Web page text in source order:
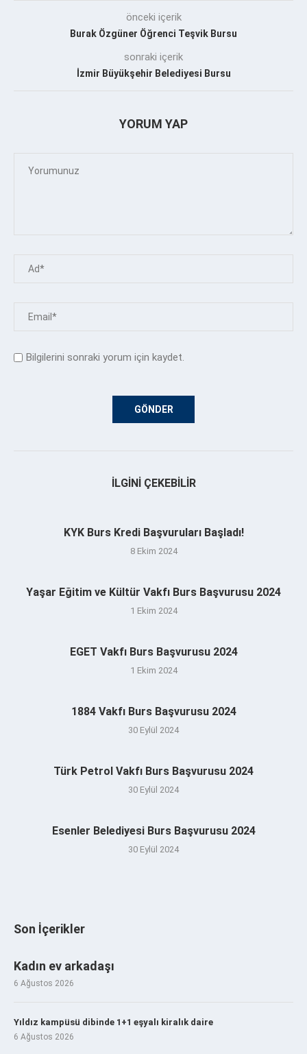
önceki içerik
Burak Özgüner Öğrenci Teşvik Bursu
sonraki içerik
İzmir Büyükşehir Belediyesi Bursu
YORUM YAP
Bilgilerini sonraki yorum için kaydet.
İLGINI ÇEKEBILIR
KYK Burs Kredi Başvuruları Başladı!
8 Ekim 2024
Yaşar Eğitim ve Kültür Vakfı Burs Başvurusu 2024
1 Ekim 2024
EGET Vakfı Burs Başvurusu 2024
1 Ekim 2024
1884 Vakfı Burs Başvurusu 2024
30 Eylül 2024
Türk Petrol Vakfı Burs Başvurusu 2024
30 Eylül 2024
Esenler Belediyesi Burs Başvurusu 2024
30 Eylül 2024
Son İçerikler
Kadın ev arkadaşı
6 Ağustos 2026
Yıldız kampüsü dibinde 1+1 eşyalı kiralık daire
6 Ağustos 2026